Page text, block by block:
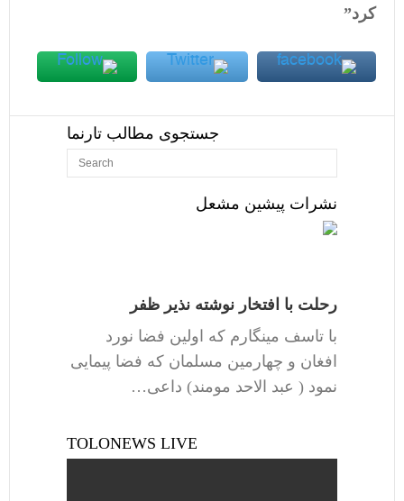
کرد”
جستجوی مطالب تارنما
نشرات پیشین مشعل
رحلت با افتخار نوشته نذیر ظفر
با تاسف مینگارم که اولین فضا نورد
افغان و چهارمین مسلمان که فضا پیمایی
نمود ( عبد الاحد مومند) داعی…
TOLONEWS LIVE